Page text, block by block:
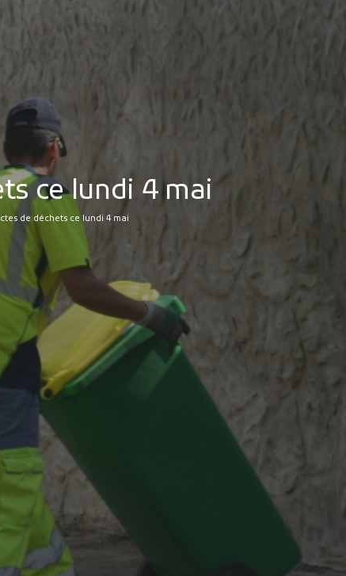
Publicité des actes
Projets financés par l'Europe
Plans d'accès
ce lundi 4 mai
de déchets ce lundi 4 mai